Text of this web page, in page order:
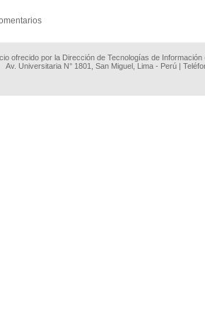
ofrecido por la Dirección de Tecnologías de
Av. Universitaria N° 1801, San Miguel, Lima - Perú |